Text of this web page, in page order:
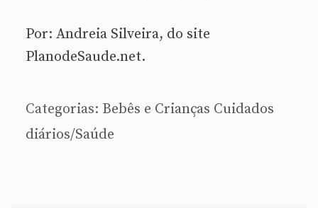
Por: Andreia Silveira, do site
PlanodeSaude.net.
Categorias: Bebês e Crianças Cuidados
diários/Saúde